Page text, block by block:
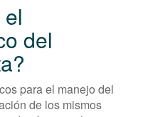
del
para el manejo del
de los mismos